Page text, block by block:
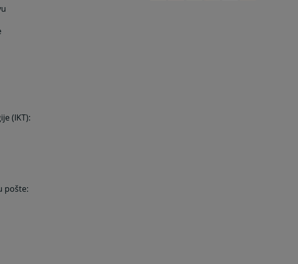
(IKT):
pošte: